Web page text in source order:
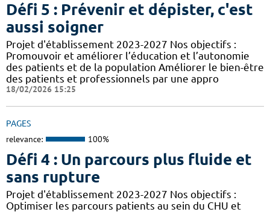
Défi 5 : Prévenir et dépister, c'est
aussi soigner
Projet d'établissement 2023-2027 Nos objectifs :
Promouvoir et améliorer l’éducation et l’autonomie
des patients et de la population Améliorer le bien-être
des patients et professionnels par une appro
18/02/2026 15:25
PAGES
relevance: 100%
Défi 4 : Un parcours plus fluide et
sans rupture
Projet d'établissement 2023-2027 Nos objectifs :
Optimiser les parcours patients au sein du CHU et